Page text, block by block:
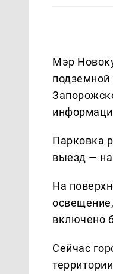
Мэр
подземной
Парковка
выезд —
На
включено
Сейчас